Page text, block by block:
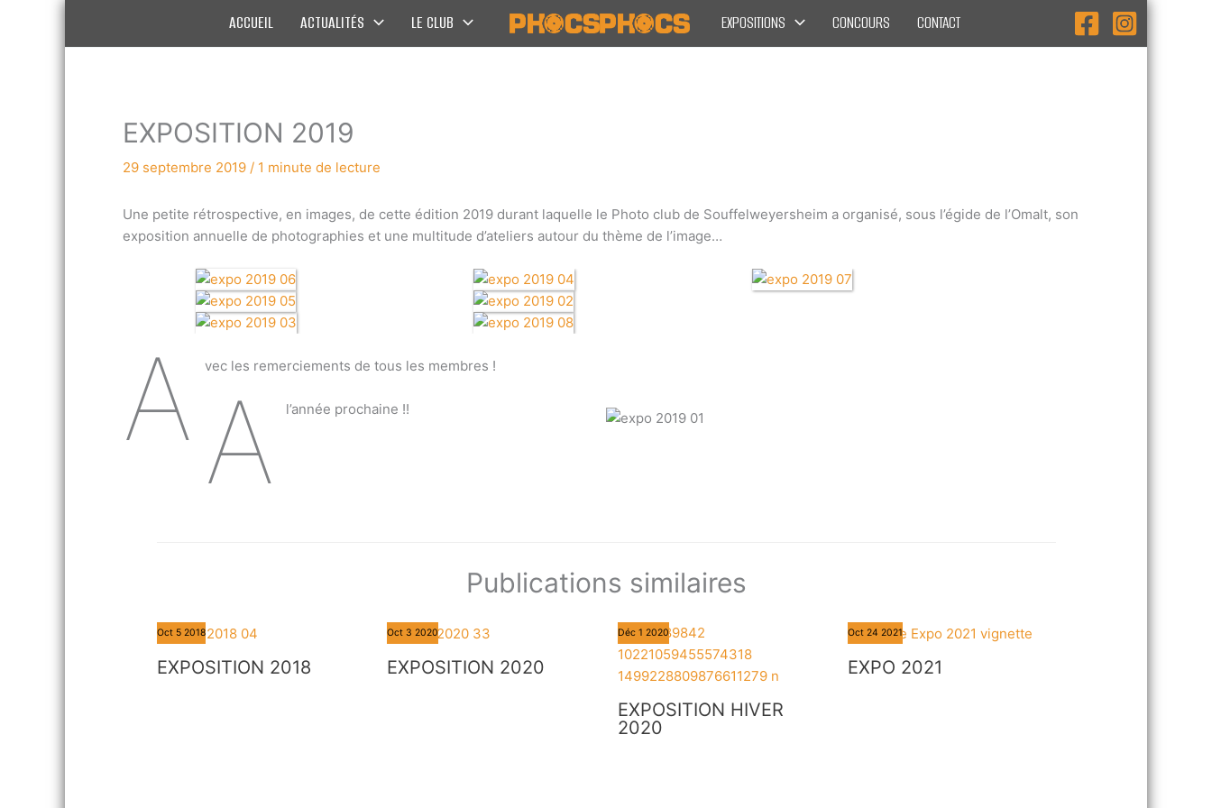
ACCUEIL ACTUALITÉS LE CLUB EXPOSITIONS CONCOURS CONTACT
EXPOSITION 2019
29 septembre 2019 / 1 minute de lecture
Une petite rétrospective, en images, de cette édition 2019 durant laquelle le Photo club de Souffelweyersheim a organisé, sous l’égide de l’Omalt, son
exposition annuelle de photographies et une multitude d’ateliers autour du thème de l’image…
A vec les remerciements de tous les membres !
A l’année prochaine !!
Publications similaires
Oct 5 2018
EXPOSITION 2018
Oct 3 2020
EXPOSITION 2020
Déc 1 2020
EXPOSITION HIVER
2020
Oct 24 2021
EXPO 2021